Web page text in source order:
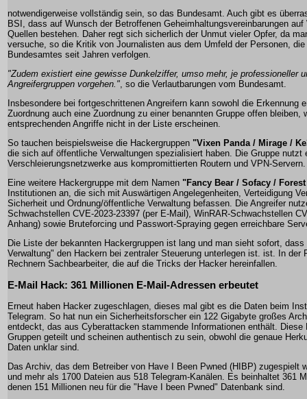
notwendigerweise vollständig sein, so das Bundesamt. Auch gibt es
BSI, dass auf Wunsch der Betroffenen Geheimhaltungsvereinbarungen
Quellen bestehen. Daher regt sich sicherlich der Unmut vieler Opfer, da
versuche, so die Kritik von Journalisten aus dem Umfeld der Personen,
Bundesamtes seit Jahren verfolgen.
"Zudem existiert eine gewisse Dunkelziffer, umso mehr, je professioneller
Angreifergruppen vorgehen.", so die Verlautbarungen vom Bundesamt.
Insbesondere bei fortgeschrittenen Angreifern kann sowohl die Erkennung
Zuordnung auch eine Zuordnung zu einer benannten Gruppe offen bleiben,
entsprechenden Angriffe nicht in der Liste erscheinen.
So tauchen beispielsweise die Hackergruppen "Vixen Panda / Mirage /
die sich auf öffentliche Verwaltungen spezialisiert haben. Die Gruppe nutzt
Verschleierungsnetzwerke aus kompromittierten Routern und VPN-Servern.
Eine weitere Hackergruppe mit dem Namen "Fancy Bear / Sofacy /
Institutionen an, die sich mit Auswärtigen Angelegenheiten, Verteidigung
Sicherheit und Ordnung/öffentliche Verwaltung befassen. Die Angreifer
Schwachstellen CVE-2023-23397 (per E-Mail), WinRAR-Schwachstellen
Anhang) sowie Bruteforcing und Passwort-Spraying gegen erreichbare
Die Liste der bekannten Hackergruppen ist lang und man sieht sofort,
Verwaltung" den Hackern bei zentraler Steuerung unterlegen ist. ist. In der
Rechnern Sachbearbeiter, die auf die Tricks der Hacker hereinfallen.
E-Mail Hack: 361 Millionen E-Mail-Adressen erbeutet
Erneut haben Hacker zugeschlagen, dieses mal gibt es die Daten beim
Telegram. So hat nun ein Sicherheitsforscher ein 122 Gigabyte großes
entdeckt, das aus Cyberattacken stammende Informationen enthält. Diese
Gruppen geteilt und scheinen authentisch zu sein, obwohl die genaue
Daten unklar sind.
Das Archiv, das dem Betreiber von Have I Been Pwned (HIBP) zugespielt
und mehr als 1700 Dateien aus 518 Telegram-Kanälen. Es beinhaltet 361
denen 151 Millionen neu für die "Have I been Pwned" Datenbank sind.